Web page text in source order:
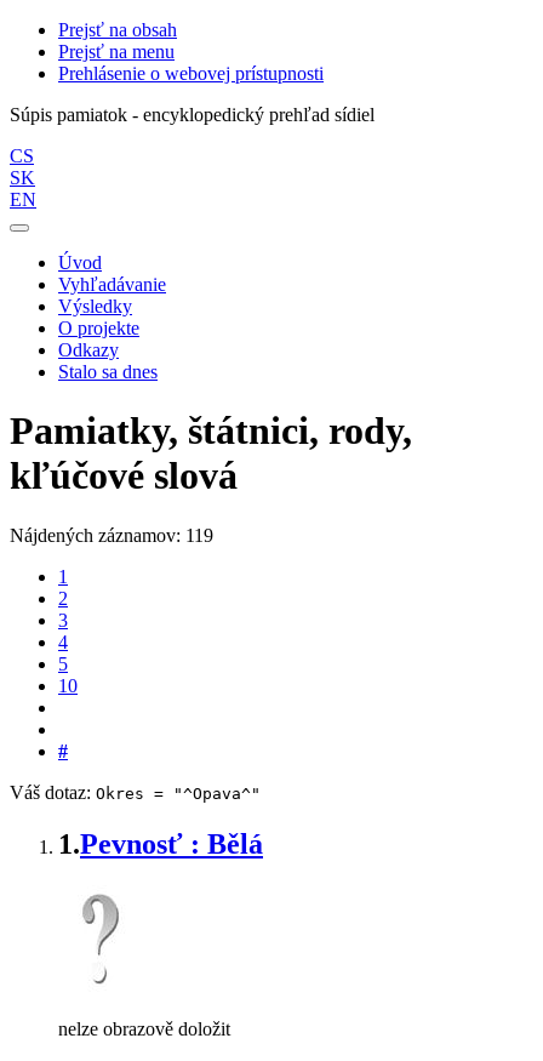
Prejsť na obsah
Prejsť na menu
Prehlásenie o webovej prístupnosti
Súpis pamiatok - encyklopedický prehľad sídiel
CS
SK
EN
Úvod
Vyhľadávanie
Výsledky
O projekte
Odkazy
Stalo sa dnes
Pamiatky, štátnici, rody,
kľúčové slová
Nájdených záznamov: 119
1
2
3
4
5
10
#
Váš dotaz: Okres = "^Opava^"
1.Pevnosť : Bělá
nelze obrazově doložit